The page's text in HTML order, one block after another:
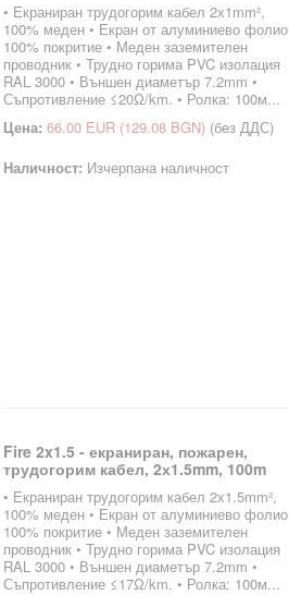
• Екраниран трудогорим кабел 2х1mm²,
100% меден • Екран от алуминиево фолио
100% покритие • Меден заземителен
проводник • Трудно горима PVC изолация
RAL 3000 • Външен диаметър 7.2mm •
Съпротивление ≤20Ω/km. • Ролка: 100м...
Цена: 66.00 EUR (129.08 BGN) (без ДДС)
Наличност: Изчерпана наличност
Fire 2x1.5 - екраниран, пожарен,
трудогорим кабел, 2х1.5mm, 100m
• Екраниран трудогорим кабел 2х1.5mm²,
100% меден • Екран от алуминиево фолио
100% покритие • Меден заземителен
проводник • Трудно горима PVC изолация
RAL 3000 • Външен диаметър 7.2mm •
Съпротивление ≤17Ω/km. • Ролка: 100м...